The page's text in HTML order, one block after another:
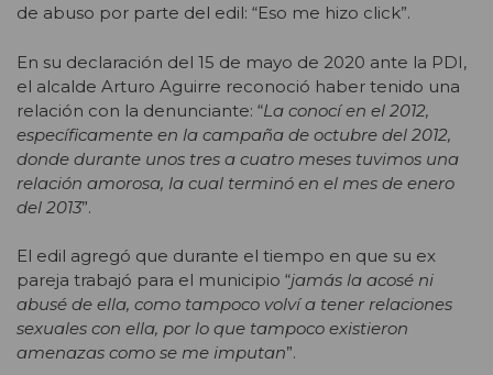
de abuso por parte del edil: “Eso me hizo click”.
En su declaración del 15 de mayo de 2020 ante la PDI,
el alcalde Arturo Aguirre reconoció haber tenido una
relación con la denunciante: “La conocí en el 2012,
específicamente en la campaña de octubre del 2012,
donde durante unos tres a cuatro meses tuvimos una
relación amorosa, la cual terminó en el mes de enero
del 2013”.
El edil agregó que durante el tiempo en que su ex
pareja trabajó para el municipio “jamás la acosé ni
abusé de ella, como tampoco volví a tener relaciones
sexuales con ella, por lo que tampoco existieron
amenazas como se me imputan”.